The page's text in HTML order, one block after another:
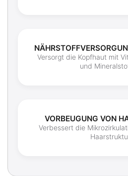
Versorgt die Kopfhaut mit
und
VORBEUGUNG VON
Verbessert die